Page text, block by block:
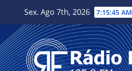
content
Sex. Ago 7th, 2026 7:15:46 AM